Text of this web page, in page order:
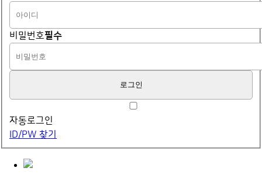
비밀번호필수
자동로그인
ID/PW 찾기